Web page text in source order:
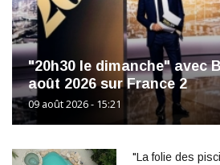
"20h30 le dimanche" avec
août 2026 sur France 2
09 août 2026 - 15:21
"La folie des